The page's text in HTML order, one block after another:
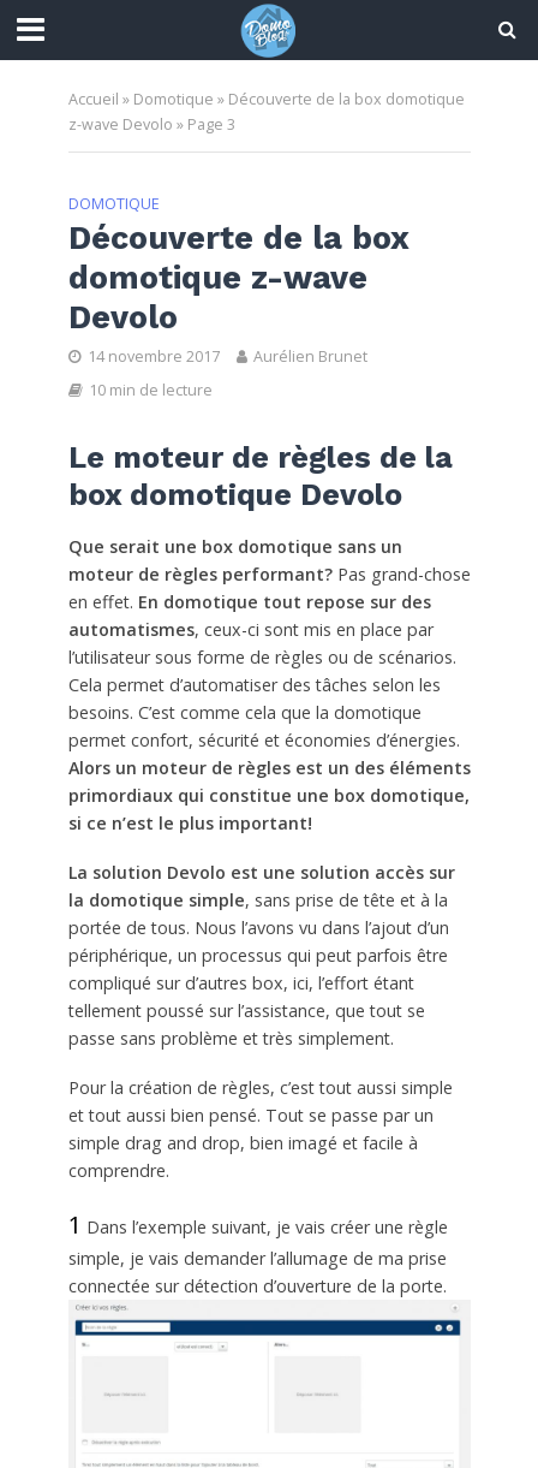
Accueil » Domotique » Découverte de la box domotique
z-wave Devolo » Page 3
DOMOTIQUE
Découverte de la box
domotique z-wave
Devolo
14 novembre 2017
Aurélien Brunet
10 min de lecture
Le moteur de règles de la
box domotique Devolo
Que serait une box domotique sans un
moteur de règles performant?Pas grand-chose
en effet. En domotique tout repose sur des
automatismes, ceux-ci sont mis en place par
l’utilisateur sous forme de règles ou de scénarios.
Cela permet d’automatiser des tâches selon les
besoins. C’est comme cela que la domotique
permet confort, sécurité et économies d’énergies.
Alors un moteur de règles est un des éléments
primordiaux qui constitue une box domotique,
si ce n’est le plus important!
La solution Devolo est une solution accès sur
la domotique simple, sans prise de tête et à la
portée de tous. Nous l’avons vu dans l’ajout d’un
périphérique, un processus qui peut parfois être
compliqué sur d’autres box, ici, l’effort étant
tellement poussé sur l’assistance, que tout se
passe sans problème et très simplement.
Pour la création de règles, c’est tout aussi simple
et tout aussi bien pensé. Tout se passe par un
simple drag and drop, bien imagé et facile à
comprendre.
1 Dans l’exemple suivant, je vais créer une règle
simple, je vais demander l’allumage de ma prise
connectée sur détection d’ouverture de la porte.